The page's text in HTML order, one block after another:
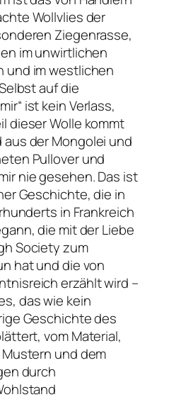
Wollvlies der
Ziegenrasse,
im unwirtlichen
und im westlichen
auf die
ist kein Verlass,
dieser Wolle kommt
der Mongolei und
Pullover und
nie gesehen. Das ist
Geschichte, die in
in Frankreich
die mit der Liebe
Society zum
hat und die von
erzählt wird –
das wie kein
Geschichte des
vom Material,
und dem
durch